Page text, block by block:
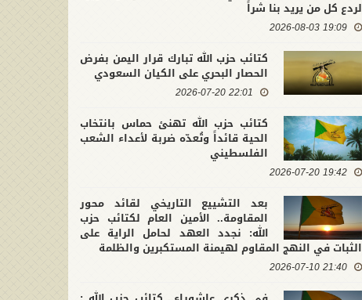
لردع كل من يريد بنا شراً
19:09 2026-08-03
كتائب حزب الله تبارك قرار اليمن بفرض
الحصار البحري على الكيان السعودي
22:01 2026-07-20
كتائب حزب الله تهنئ حماس بانتخاب
الحية قائداً وتُعدّه ضربة لأعداء الشعب
الفلسطيني
19:42 2026-07-20
بعد التشييع التاريخي لقائد محور
المقاومة.. الأمين العام لكتائب حزب
الله: نجدد العهد لحامل الراية على
الثبات في النهج المقاوم لهيمنة المستكبرين والظلمة
21:40 2026-07-10